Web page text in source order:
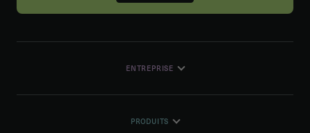
ENTREPRISE
PRODUITS